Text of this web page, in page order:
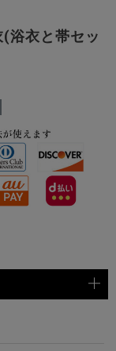
浴衣と帯セッ